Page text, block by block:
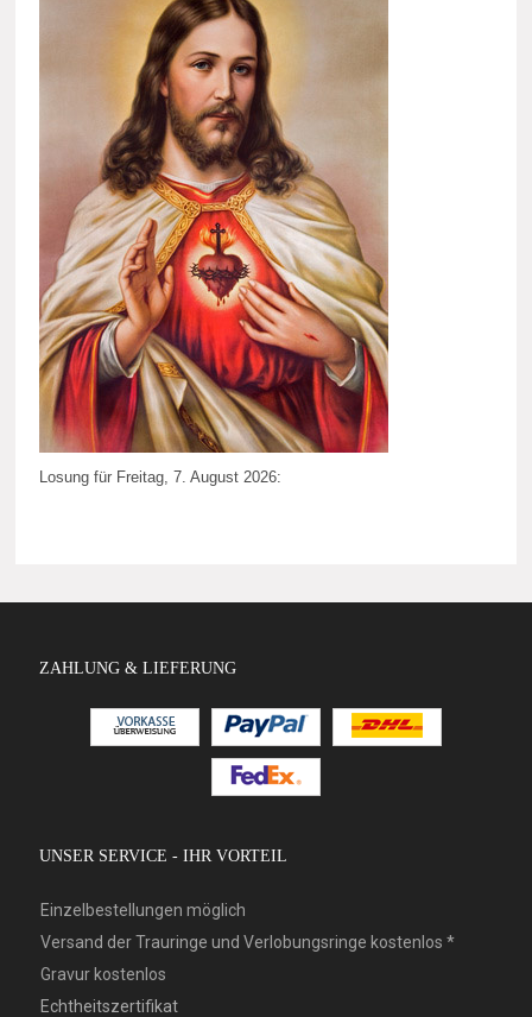
Losung für Freitag, 7. August 2026:
ZAHLUNG & LIEFERUNG
UNSER SERVICE - IHR VORTEIL
Einzelbestellungen möglich
Versand der Trauringe und Verlobungsringe kostenlos *
Gravur kostenlos
Echtheitszertifikat